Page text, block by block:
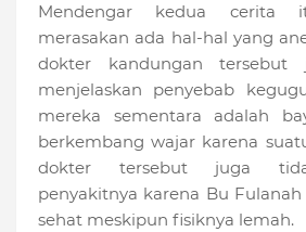
Mendengar kedua cerita
merasakan ada hal-hal yang
dokter kandungan
menjelaskan penyebab
mereka sementara adalah
berkembang wajar karena
dokter tersebut juga
penyakitnya karena Bu
sehat meskipun fisiknya lemah.